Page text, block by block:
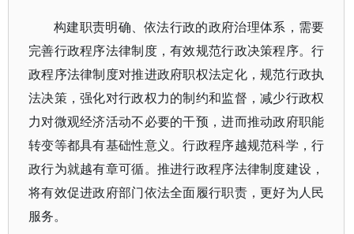
构建职责明确、依法行政的政府治理体系，需要
完善行政程序法律制度，有效规范行政决策程序。行
政程序法律制度对推进政府职权法定化，规范行政执
法决策，强化对行政权力的制约和监督，减少行政权
力对微观经济活动不必要的干预，进而推动政府职能
转变等都具有基础性意义。行政程序越规范科学，行
政行为就越有章可循。推进行政程序法律制度建设，
将有效促进政府部门依法全面履行职责，更好为人民
服务。